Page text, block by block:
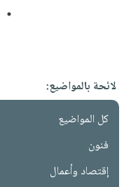
1
لائحة بالمواضيع:
كل المواضيع
فنون
إقتصاد وأعمال